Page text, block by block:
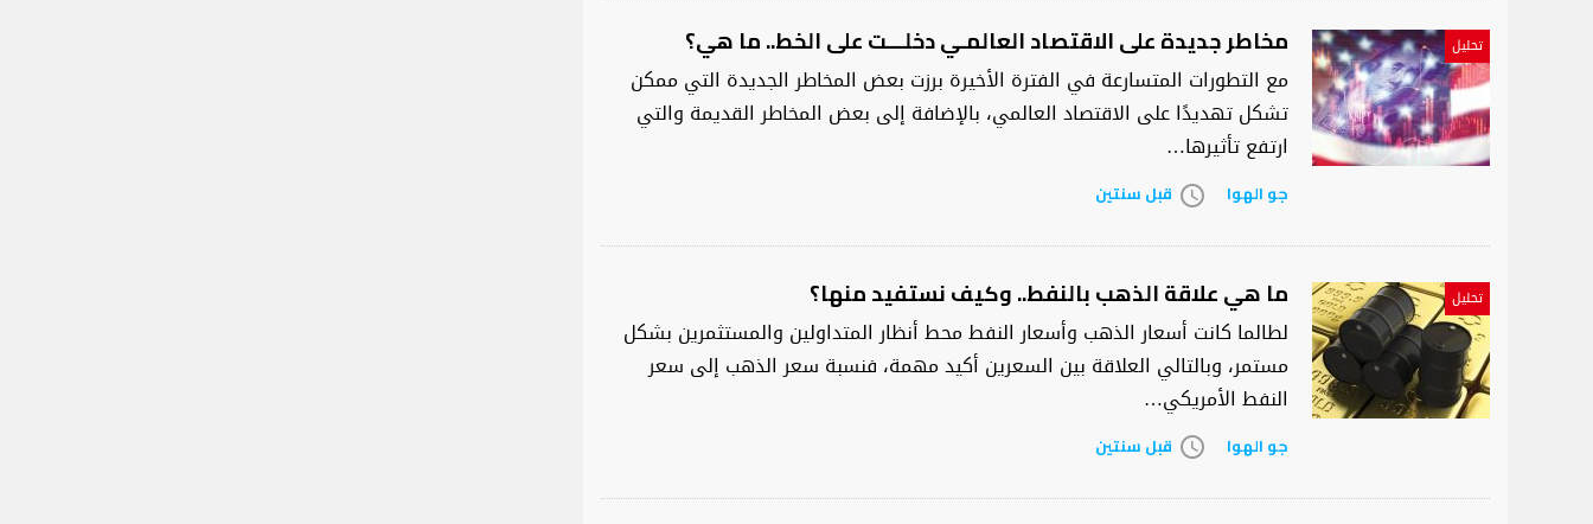
تحليل مخاطر جديدة على الاقتصاد العالمـي دخلـــت على الخط.. ما هي؟
مع التطورات المتسارعة في الفترة الأخيرة برزت بعض المخاطر الجديدة التي ممكن
تشكل تهديدًا على الاقتصاد العالمي، بالإضافة إلى بعض المخاطر القديمة والتي
ارتفع تأثيرها…
جو الهوا access_time قبل سنتين
تحليل ما هي علاقة الذهب بالنفط.. وكيف نستفيد منها؟
لطالما كانت أسعار الذهب وأسعار النفط محط أنظار المتداولين والمستثمرين بشكل
مستمر، وبالتالي العلاقة بين السعرين أكيد مهمة، فنسبة سعر الذهب إلى سعر
النفط الأمريكي…
جو الهوا access_time قبل سنتين